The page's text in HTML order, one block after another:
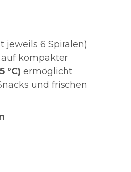
jeweils 6 Spiralen)
kompakter
°C) ermöglicht
und frischen